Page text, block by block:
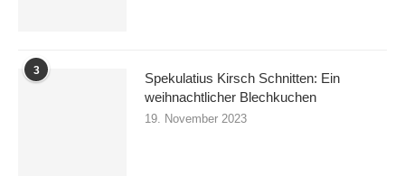
3
Spekulatius Kirsch Schnitten: Ein
weihnachtlicher Blechkuchen
19. November 2023